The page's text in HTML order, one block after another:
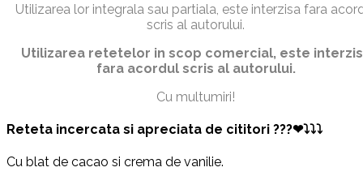
Utilizarea lor integrala sau partiala, este interzisa fara
scris al autorului.
Utilizarea retetelor in scop comercial, este
fara acordul scris al autorului.
Cu multumiri!
Reteta incercata si apreciata de cititori ???❤⤵⤵⤵
Cu blat de cacao si crema de vanilie.